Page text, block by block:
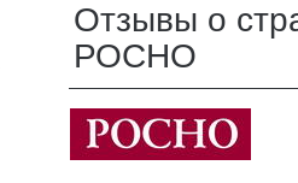
Отзывы о
РОСНО